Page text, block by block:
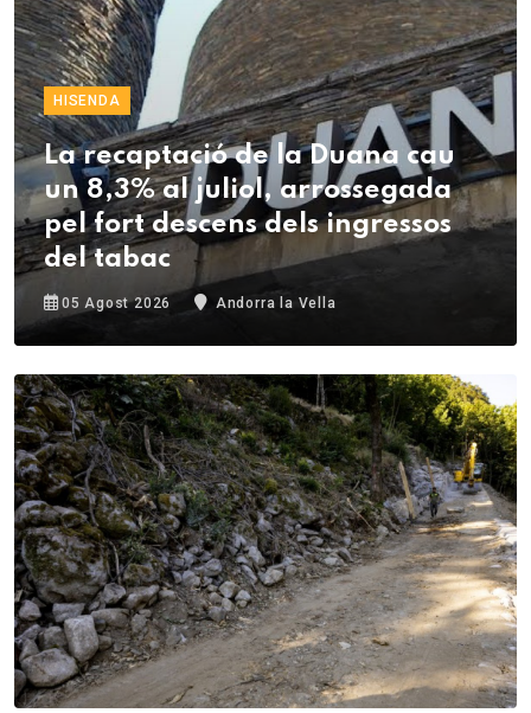
HISENDA
La recaptació de la Duana cau
un 8,3% al juliol, arrossegada
pel fort descens dels ingressos
del tabac
05 Agost 2026 Andorra la Vella